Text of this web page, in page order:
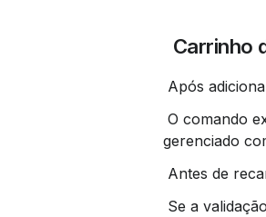
Carrinho
Após
gerenciado
Antes de